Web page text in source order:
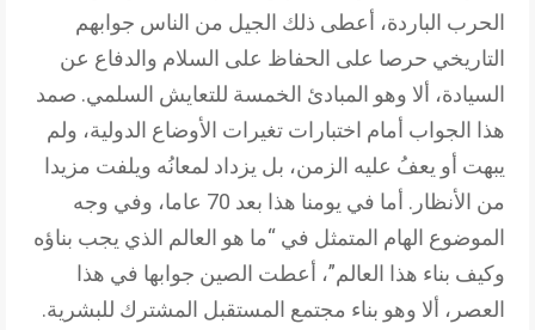
الحرب الباردة، أعطى ذلك الجيل من الناس جوابهم
التاريخي حرصا على الحفاظ على السلام والدفاع عن
السيادة، ألا وهو المبادئ الخمسة للتعايش السلمي. صمد
هذا الجواب أمام اختبارات تغيرات الأوضاع الدولية، ولم
يبهت أو يعفُ عليه الزمن، بل يزداد لمعانُه ويلفت مزيدا
من الأنظار. أما في يومنا هذا بعد 70 عاما، وفي وجه
الموضوع الهام المتمثل في “ما هو العالم الذي يجب بناؤه
وكيف بناء هذا العالم”، أعطت الصين جوابها في هذا
العصر، ألا وهو بناء مجتمع المستقبل المشترك للبشرية.